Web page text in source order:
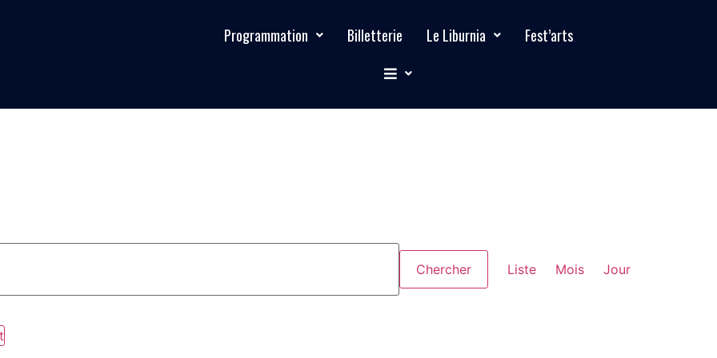
Programmation Billetterie Le Liburnia Fest’arts
Chercher
de
Liste Mois Jour